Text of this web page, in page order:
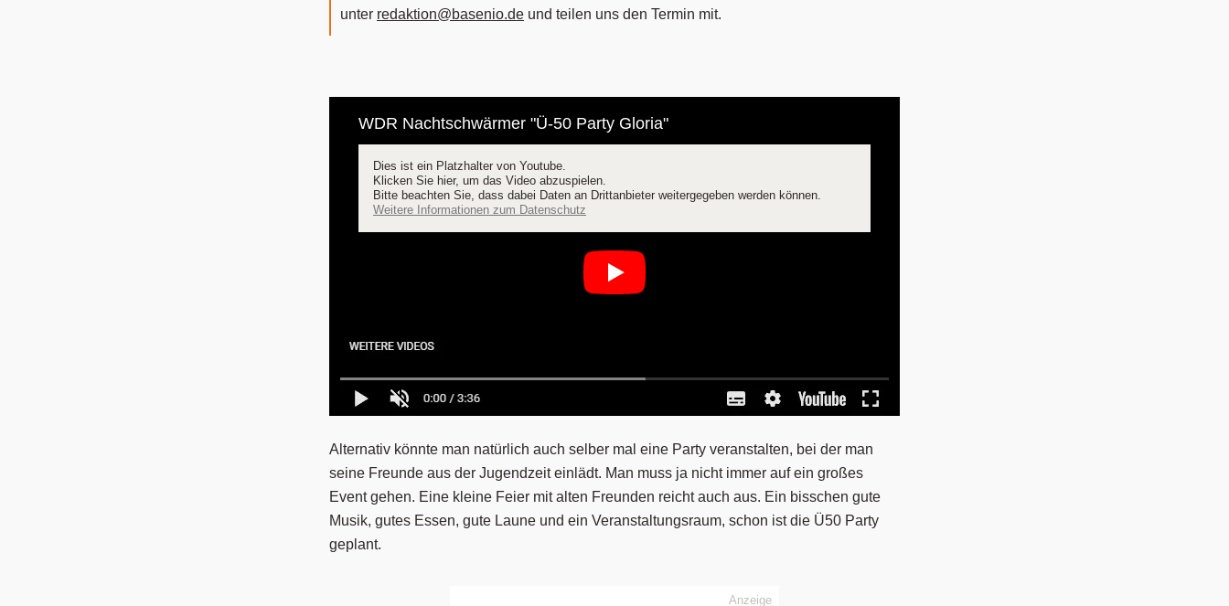
unter redaktion@basenio.de und teilen uns den Termin mit.
WDR Nachtschwärmer "Ü-50 Party Gloria"
Dies ist ein Platzhalter von Youtube.
Klicken Sie hier, um das Video abzuspielen.
Bitte beachten Sie, dass dabei Daten an Drittanbieter weitergegeben werden können.
Weitere Informationen zum Datenschutz
Alternativ könnte man natürlich auch selber mal eine Party veranstalten, bei der man
seine Freunde aus der Jugendzeit einlädt. Man muss ja nicht immer auf ein großes
Event gehen. Eine kleine Feier mit alten Freunden reicht auch aus. Ein bisschen gute
Musik, gutes Essen, gute Laune und ein Veranstaltungsraum, schon ist die Ü50 Party
geplant.
Anzeige